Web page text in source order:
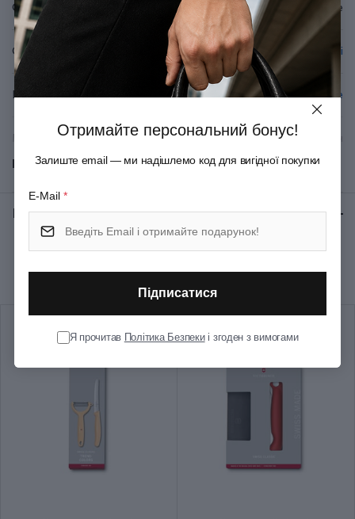
Серія Grand Maitre
Спеціалізація Хлібні та кондитерські
Вид леза Серейторне
Матеріал руків'я/накладок Поліоксиметилен
Довжина (см) 40.6
Довжина леза (см)
Тип випуску товару
Країна збірки
Показати всі
Відгуки: ★ 0 (0)
Рекомендуємо купити разом
Отримайте персональний бонус!
Залиште email — ми надішлемо код для вигідної покупки
E-Mail *
Підписатися
Я прочитав Політика Безпекиі згоден з вимогами